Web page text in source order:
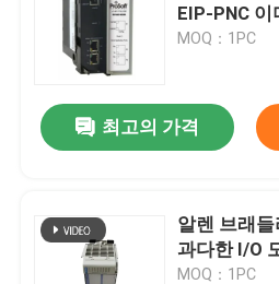
트리코넥스 트리콘
B&R 모듈
벡호프 PLC 모듈
EIP-PNC 이
MOQ：1PC
최고의 가격
알렌 브래
과다한 I/O
MOQ：1PC